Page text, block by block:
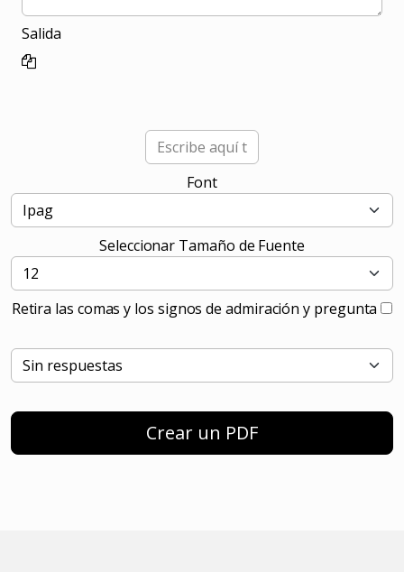
Salida
Font
Seleccionar Tamaño de Fuente
Retira las comas y los signos de admiración y pregunta
Crear un PDF